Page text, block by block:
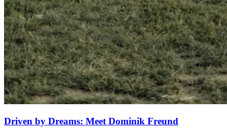
Driven by Dreams: Meet Dominik Freund